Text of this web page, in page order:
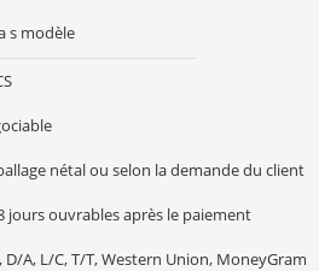
s modèle
nétal ou selon la demande du client
jours ouvrables après le paiement
D/A, L/C, T/T, Western Union, MoneyGram